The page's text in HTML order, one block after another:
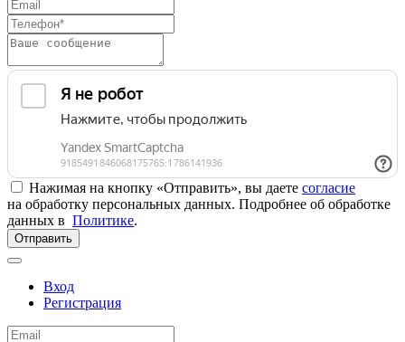
Нажимая на кнопку «Отправить», вы даете согласие
на обработку персональных данных. Подробнее об обработке
данных в Политике.
Отправить
Вход
Регистрация